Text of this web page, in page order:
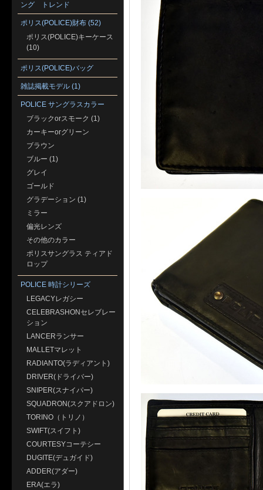
ング トレンド
ポリス(POLICE)財布 (52)
ポリス(POLICE)キーケース
(10)
ポリス(POLICE)バッグ
雑誌掲載モデル (1)
POLICE サングラスカラー
ブラックorスモーク (1)
カーキーorグリーン
ブラウン
ブルー (1)
グレイ
ゴールド
グラデーション (1)
ミラー
偏光レンズ
その他のカラー
ポリスサングラス ティアド
ロップ
POLICE 時計シリーズ
LEGACYレガシー
CELEBRASHONセレブレー
ション
LANCERランサー
MALLETマレット
RADIANTO(ラディアント)
DRIVER(ドライバー)
SNIPER(スナイパー)
SQUADRON(スクアドロン)
TORINO（トリノ）
SWIFT(スイフト)
COURTESYコーテシー
DUGITE(デュガイド)
ADDER(アダー)
ERA(エラ)